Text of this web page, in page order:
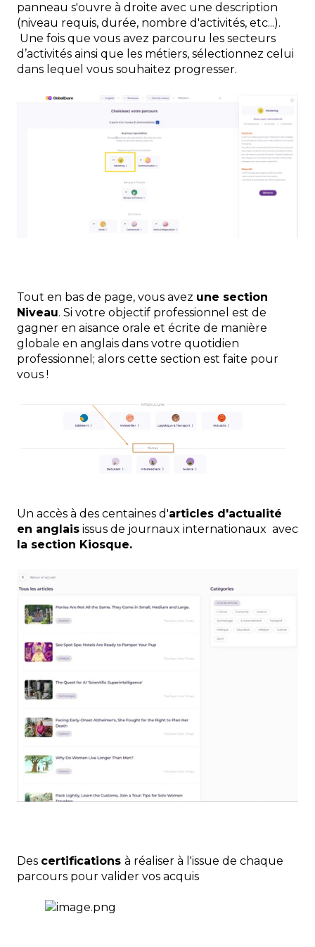
panneau s'ouvre à droite avec une description
(niveau requis, durée, nombre d'activités, etc...).
Une fois que vous avez parcouru les secteurs
d’activités ainsi que les métiers, sélectionnez celui
dans lequel vous souhaitez progresser.
Tout en bas de page, vous avez une section
Niveau. Si votre objectif professionnel est de
gagner en aisance orale et écrite de manière
globale en anglais dans votre quotidien
professionnel; alors cette section est faite pour
vous !
Un accès à des centaines d'articles d'actualité
en anglais issus de journaux internationaux avec
la section Kiosque.
Des certifications à réaliser à l'issue de chaque
parcours pour valider vos acquis